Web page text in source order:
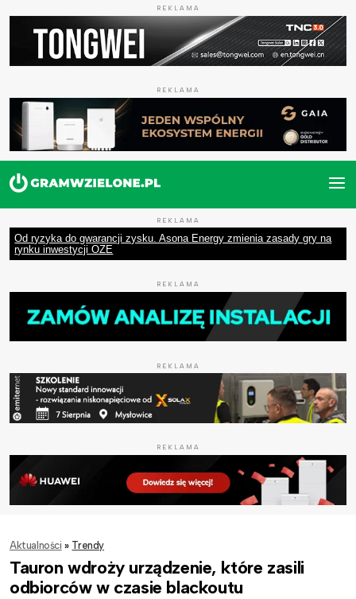
REKLAMA
REKLAMA
REKLAMA
Od ryzyka do gwarancji zysku. Asona Energy zmienia zasady gry na
rynku inwestycji OZE
REKLAMA
REKLAMA
REKLAMA
Aktualności » Trendy
Tauron wdroży urządzenie, które zasili
odbiorców w czasie blackoutu